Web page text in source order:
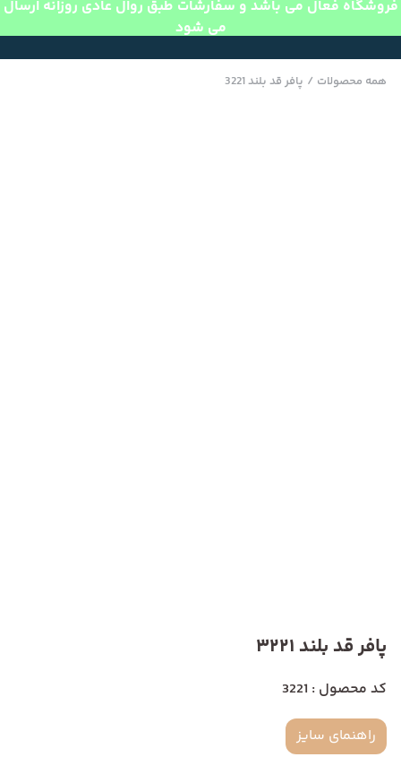
فروشگاه فعال می باشد و سفارشات طبق روال عادی روزانه ارسال
می شود
همه محصولات / پافر قد بلند 3221
پافر قد بلند 3221
کد محصول : 3221
راهنمای سایز